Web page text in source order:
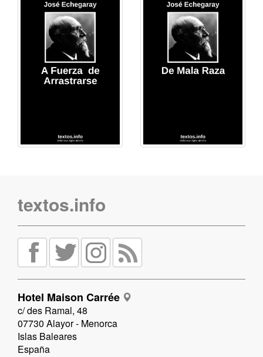
textos.info
Hotel Maison Carrée
c/ des Ramal, 48
07730 Alayor - Menorca
Islas Baleares
España